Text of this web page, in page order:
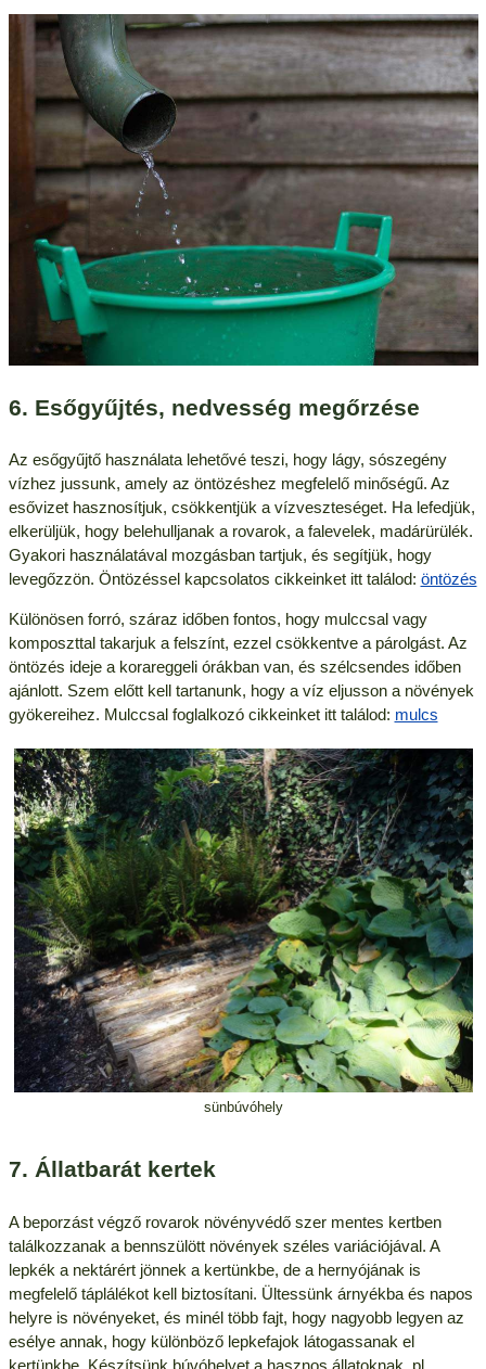
6. Esőgyűjtés, nedvesség megőrzése
Az esőgyűjtő használata lehetővé teszi, hogy lágy, sószegény
vízhez jussunk, amely az öntözéshez megfelelő minőségű. Az
esővizet hasznosítjuk, csökkentjük a vízveszteséget. Ha lefedjük,
elkerüljük, hogy belehulljanak a rovarok, a falevelek, madárürülék.
Gyakori használatával mozgásban tartjuk, és segítjük, hogy
levegőzzön. Öntözéssel kapcsolatos cikkeinket itt találod: öntözés
Különösen forró, száraz időben fontos, hogy mulccsal vagy
komposzttal takarjuk a felszínt, ezzel csökkentve a párolgást. Az
öntözés ideje a korareggeli órákban van, és szélcsendes időben
ajánlott. Szem előtt kell tartanunk, hogy a víz eljusson a növények
gyökereihez. Mulccsal foglalkozó cikkeinket itt találod: mulcs
sünbúvóhely
7. Állatbarát kertek
A beporzást végző rovarok növényvédő szer mentes kertben
találkozzanak a bennszülött növények széles variációjával. A
lepkék a nektárért jönnek a kertünkbe, de a hernyójának is
megfelelő táplálékot kell biztosítani. Ültessünk árnyékba és napos
helyre is növényeket, és minél több fajt, hogy nagyobb legyen az
esélye annak, hogy különböző lepkefajok látogassanak el
kertünkbe. Készítsünk búvóhelyet a hasznos állatoknak, pl.